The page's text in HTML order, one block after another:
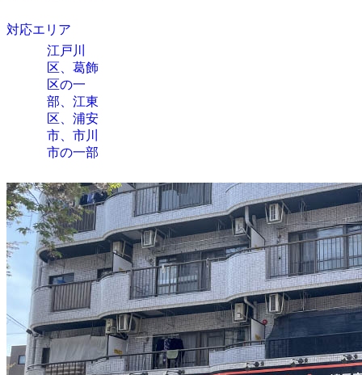
対応エリア
江戸川
区、葛飾
区の一
部、江東
区、浦安
市、市川
市の一部